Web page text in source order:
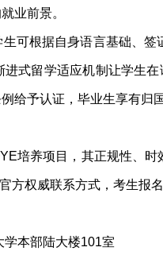
业前景。
可根据自身语言基础、签
式留学适应机制让学生
给予认证，毕业生享有归
培养项目，其正规性、
方权威联系方式，考生报
本部陆大楼101室